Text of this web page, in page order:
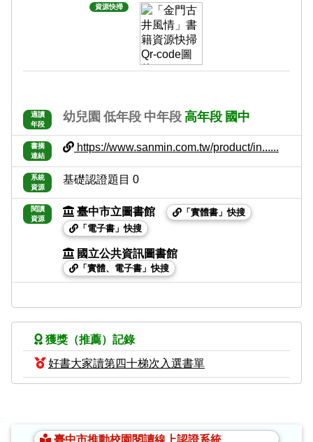
資源快掃
適讀
年段
幼兒園 低年段 中年段 高年段 國中
書摘
連結
https://www.sanmin.com.tw/product/in......
系統
資源
基礎認證題目 0
閱讀
資源
臺中市立圖書館
「實體書」快搜
「電子書」快搜
國立公共資訊圖書館
「實體、電子書」快搜
獲獎（推薦）記錄
好書大家讀第四十梯次入選書單
臺中市推動校園閱讀線上認證系統